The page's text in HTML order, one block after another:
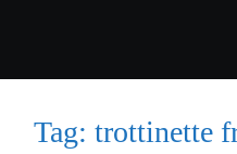
Tag: trottinette